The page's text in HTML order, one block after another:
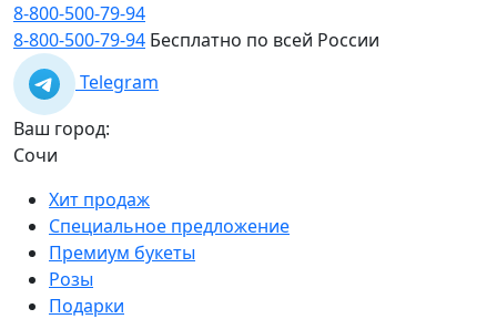
8-800-500-79-94
8-800-500-79-94 Бесплатно по всей России
Telegram
Ваш город:
Сочи
Хит продаж
Специальное предложение
Премиум букеты
Розы
Подарки